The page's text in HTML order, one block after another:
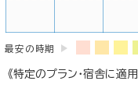
最安の時期
《特定のプラン・宿舎に適